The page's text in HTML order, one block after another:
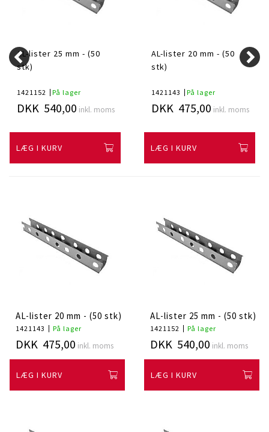
AL-lister 25 mm - (50
stk)
1421152 På lager
DKK 540,00 inkl. moms
LÆG I KURV
AL-lister 20 mm - (50
stk)
1421143 På lager
DKK 475,00 inkl. moms
LÆG I KURV
AL-lister 20 mm - (50 stk)
1421143 På lager
DKK 475,00 inkl. moms
LÆG I KURV
AL-lister 25 mm - (50 stk)
1421152 På lager
DKK 540,00 inkl. moms
LÆG I KURV